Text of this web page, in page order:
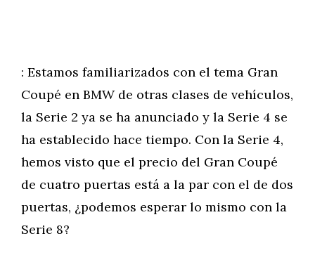
: Estamos familiarizados con el tema Gran
Coupé en BMW de otras clases de vehículos,
la Serie 2 ya se ha anunciado y la Serie 4 se
ha establecido hace tiempo. Con la Serie 4,
hemos visto que el precio del Gran Coupé
de cuatro puertas está a la par con el de dos
puertas, ¿podemos esperar lo mismo con la
Serie 8?